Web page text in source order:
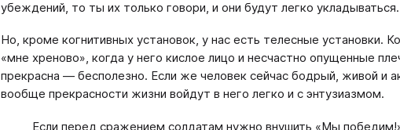
убеждений, то ты их только говори, и они будут легко укладываться.
Но, кроме когнитивных установок, у нас есть телесные установки.
«мне хреново», когда у него кислое лицо и несчастно опущенные
прекрасна — бесполезно. Если же человек сейчас бодрый, живой и
вообще прекрасности жизни войдут в него легко и с энтузиазмом.
Если перед сражением солдатам нужно внушить «Мы